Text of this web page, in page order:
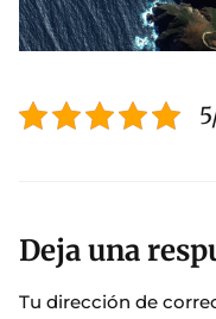
Deja una
Tu dirección de